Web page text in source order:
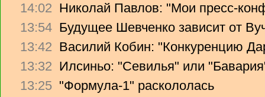
14:02 Николай Павлов: "Мои пресс-
13:54 Будущее Шевченко зависит от
13:42 Василий Кобин: "Конкуренцию
13:32 Илсиньо: "Севилья" или
13:25 "Формула-1" раскололась